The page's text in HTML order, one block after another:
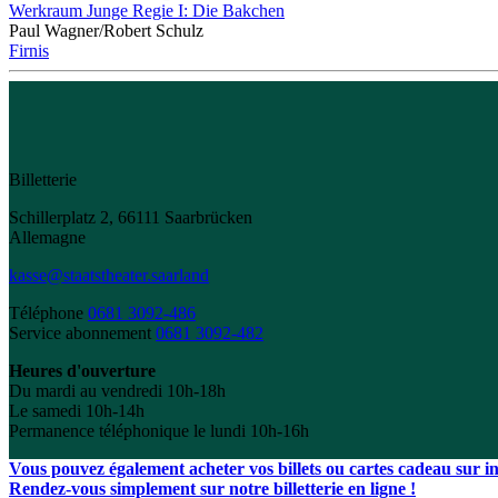
Werkraum Junge Regie I: Die Bakchen
Paul Wagner/Robert Schulz
Firnis
Billetterie
Schillerplatz 2, 66111 Saarbrücken
Allemagne
kasse@staatstheater.saarland
Téléphone 0681 3092-486
Service abonnement 0681 3092-482
Heures d'ouverture
Du mardi au vendredi 10h-18h
Le samedi 10h-14h
Permanence téléphonique le lundi 10h-16h
Vous pouvez également acheter vos billets ou cartes cadeau sur
Rendez-vous simplement sur notre billetterie en ligne !